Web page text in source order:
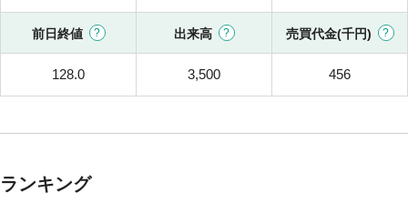
前日終値 出来高 売買代金(千円)
128.0 3,500 456
ランキング